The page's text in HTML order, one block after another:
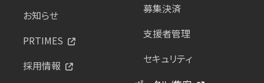
お知らせ
PRTIMES
採用情報
募集決済
支援者管理
セキュリティ